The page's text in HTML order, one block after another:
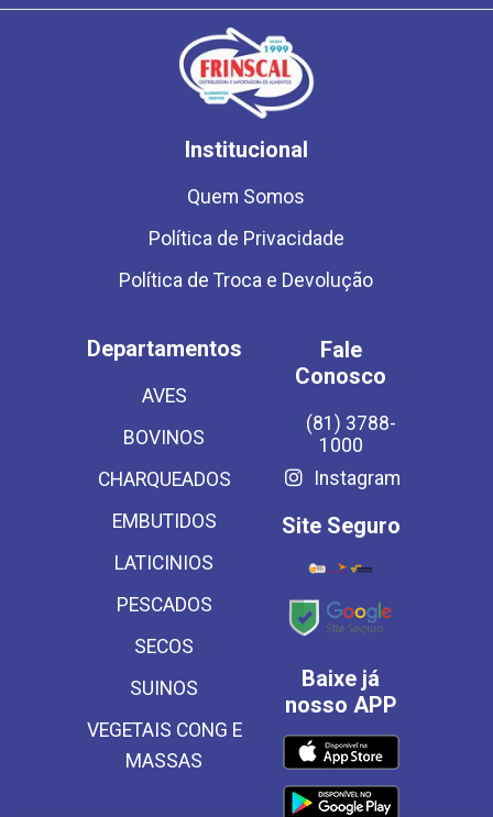
Institucional
Quem Somos
Política de Privacidade
Política de Troca e Devolução
Departamentos
AVES
BOVINOS
CHARQUEADOS
EMBUTIDOS
LATICINIOS
PESCADOS
SECOS
SUINOS
VEGETAIS CONG E
MASSAS
Fale
Conosco
(81) 3788-
1000
Instagram
Site Seguro
Baixe já
nosso APP